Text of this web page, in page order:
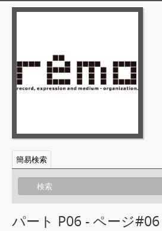
簡易検索
パート P06 - ページ#06
[フォンド] SN01 - 中島敏フォトアーカ
[ファイル] N04 - アルバム
[ファイル] N09 - アルバム#09,